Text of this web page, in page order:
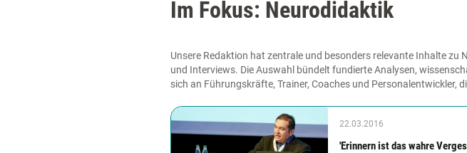
Im Fokus: Neurodidaktik
Unsere Redaktion hat zentrale und besonders relevante Inhalte
und Interviews. Die Auswahl bündelt fundierte Analysen,
sich an Führungskräfte, Trainer, Coaches und
22.03.2016
'Erinnern ist das wahre